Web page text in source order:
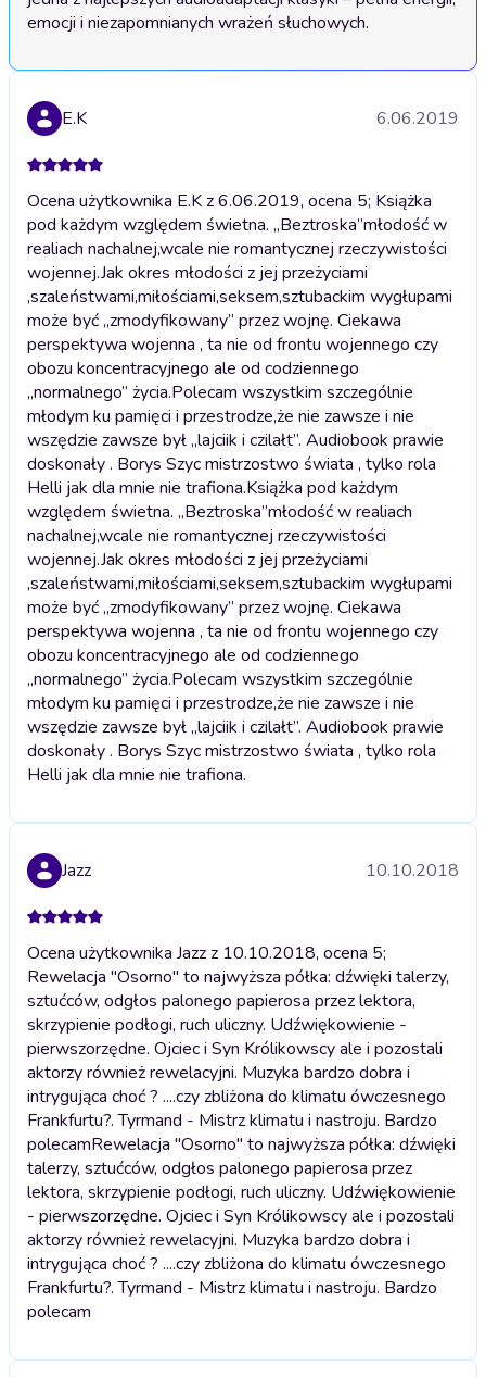
emocji i niezapomnianych wrażeń słuchowych.
E.K 6.06.2019
Ocena użytkownika E.K z 6.06.2019, ocena 5; Książka
pod każdym względem świetna. „Beztroska”młodość w
realiach nachalnej,wcale nie romantycznej rzeczywistości
wojennej.Jak okres młodości z jej przeżyciami
,szaleństwami,miłościami,seksem,sztubackim wygłupami
może być „zmodyfikowany” przez wojnę. Ciekawa
perspektywa wojenna , ta nie od frontu wojennego czy
obozu koncentracyjnego ale od codziennego
„normalnego” życia.Polecam wszystkim szczególnie
młodym ku pamięci i przestrodze,że nie zawsze i nie
wszędzie zawsze był „lajciik i czilałt”. Audiobook prawie
doskonały . Borys Szyc mistrzostwo świata , tylko rola
Helli jak dla mnie nie trafiona.Książka pod każdym
względem świetna. „Beztroska”młodość w realiach
nachalnej,wcale nie romantycznej rzeczywistości
wojennej.Jak okres młodości z jej przeżyciami
,szaleństwami,miłościami,seksem,sztubackim wygłupami
może być „zmodyfikowany” przez wojnę. Ciekawa
perspektywa wojenna , ta nie od frontu wojennego czy
obozu koncentracyjnego ale od codziennego
„normalnego” życia.Polecam wszystkim szczególnie
młodym ku pamięci i przestrodze,że nie zawsze i nie
wszędzie zawsze był „lajciik i czilałt”. Audiobook prawie
doskonały . Borys Szyc mistrzostwo świata , tylko rola
Helli jak dla mnie nie trafiona.
Jazz 10.10.2018
Ocena użytkownika Jazz z 10.10.2018, ocena 5;
Rewelacja "Osorno" to najwyższa półka: dźwięki talerzy,
sztućców, odgłos palonego papierosa przez lektora,
skrzypienie podłogi, ruch uliczny. Udźwiękowienie -
pierwszorzędne. Ojciec i Syn Królikowscy ale i pozostali
aktorzy również rewelacyjni. Muzyka bardzo dobra i
intrygująca choć ? ....czy zbliżona do klimatu ówczesnego
Frankfurtu?. Tyrmand - Mistrz klimatu i nastroju. Bardzo
polecamRewelacja "Osorno" to najwyższa półka: dźwięki
talerzy, sztućców, odgłos palonego papierosa przez
lektora, skrzypienie podłogi, ruch uliczny. Udźwiękowienie
- pierwszorzędne. Ojciec i Syn Królikowscy ale i pozostali
aktorzy również rewelacyjni. Muzyka bardzo dobra i
intrygująca choć ? ....czy zbliżona do klimatu ówczesnego
Frankfurtu?. Tyrmand - Mistrz klimatu i nastroju. Bardzo
polecam